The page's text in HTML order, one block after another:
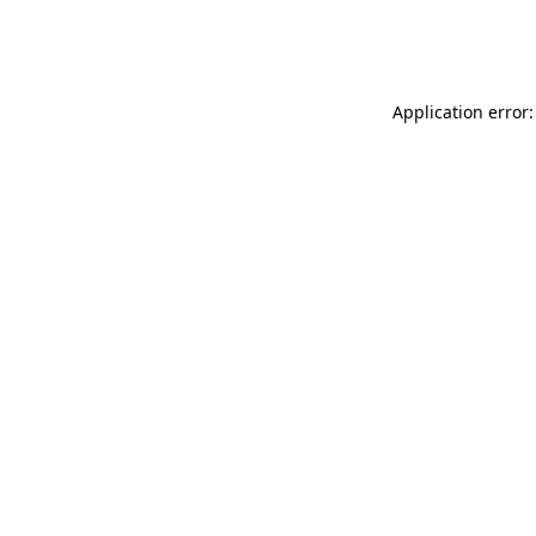
Application